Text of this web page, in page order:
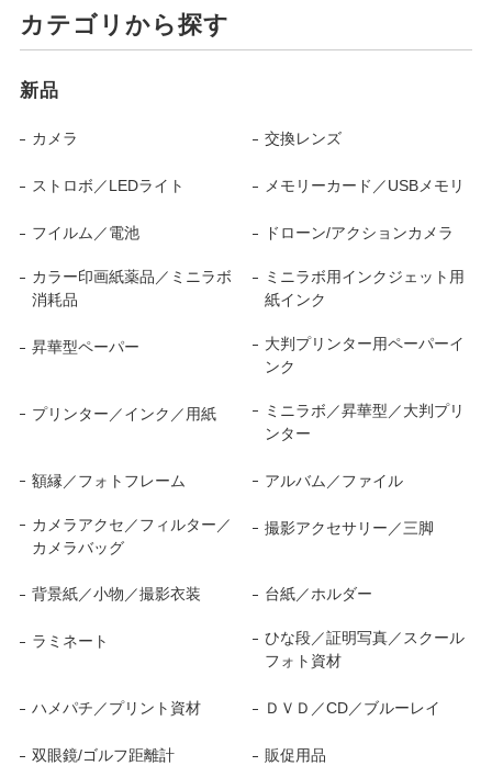
カテゴリから探す
新品
カメラ 交換レンズ
ストロボ／LEDライト メモリーカード／USBメモリ
フイルム／電池 ドローン/アクションカメラ
カラー印画紙薬品／ミニラボ
消耗品
ミニラボ用インクジェット用
紙インク
昇華型ペーパー
大判プリンター用ペーパーイ
ンク
プリンター／インク／用紙
ミニラボ／昇華型／大判プリ
ンター
額縁／フォトフレーム アルバム／ファイル
カメラアクセ／フィルター／
カメラバッグ
撮影アクセサリー／三脚
背景紙／小物／撮影衣装 台紙／ホルダー
ラミネート
ひな段／証明写真／スクール
フォト資材
ハメパチ／プリント資材 ＤＶＤ／CD／ブルーレイ
双眼鏡/ゴルフ距離計 販促用品